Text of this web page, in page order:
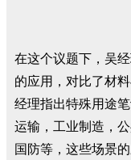
在这个议题下，吴
的应用，对比了材
经理指出特殊用途
运输，工业制造，
国防等，这些场景